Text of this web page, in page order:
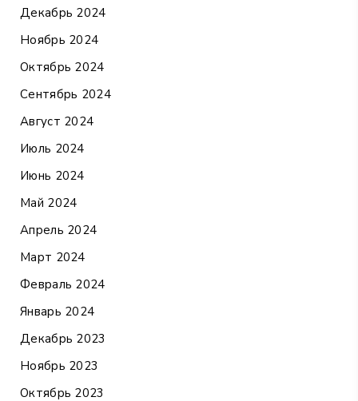
Декабрь 2024
Ноябрь 2024
Октябрь 2024
Сентябрь 2024
Август 2024
Июль 2024
Июнь 2024
Май 2024
Апрель 2024
Март 2024
Февраль 2024
Январь 2024
Декабрь 2023
Ноябрь 2023
Октябрь 2023